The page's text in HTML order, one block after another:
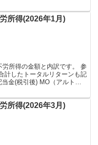
所得(2026年1月)
所得の金額と内訳です。 参
計したトータルリターンも記
金(税引後) MO（アルトリ
所得(2026年3月)